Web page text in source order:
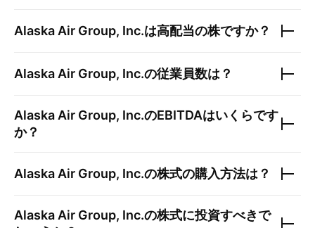
Alaska Air Group, Inc.は高配当の株ですか？
Alaska Air Group, Inc.の従業員数は？
Alaska Air Group, Inc.のEBITDAはいくらです
か？
Alaska Air Group, Inc.の株式の購入方法は？
Alaska Air Group, Inc.の株式に投資すべきで